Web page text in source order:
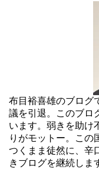
布目裕喜雄のブログ
議を引退。このブロ
います。弱きを助け
りがモットー。この
つくまま徒然に、辛
きブログを継続しま